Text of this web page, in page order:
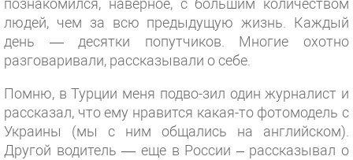
познакомился, наверное, с большим количеством
людей, чем за всю предыдущую жизнь. Каждый
день — десятки попутчиков. Многие охотно
разговаривали, рассказывали о себе.
Помню, в Турции меня подво-зил один журналист и
рассказал, что ему нравится какая-то фотомодель с
Украины (мы с ним общались на английском).
Другой водитель — еще в России – рассказывал о